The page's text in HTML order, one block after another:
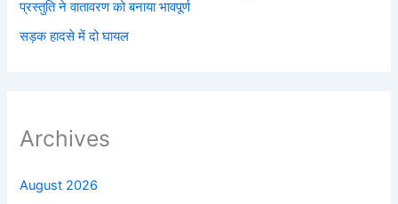
प्रस्तुति ने वातावरण को बनाया भावपूर्ण
सड़क हादसे में दो घायल
Archives
August 2026